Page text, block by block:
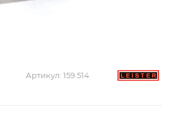
Артикул: 159.514